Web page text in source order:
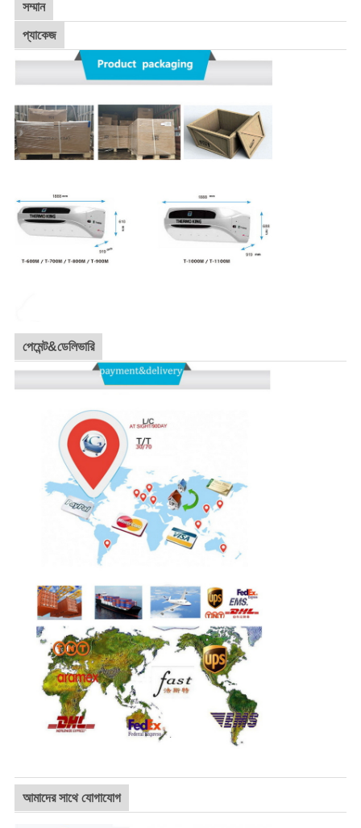
সম্মান
প্যাকেজ
পেমেন্ট&ডেলিভারি
আমাদের সাথে যোগাযোগ